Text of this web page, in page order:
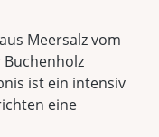
Meersalz vom
ist ein intensiv
eine